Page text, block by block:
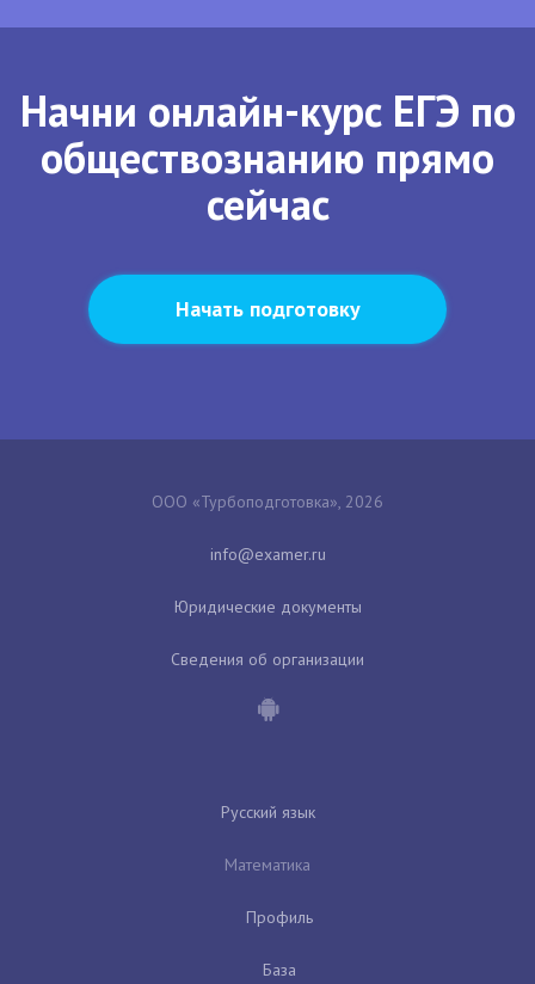
Начни онлайн-курс ЕГЭ по
обществознанию прямо
сейчас
Начать подготовку
ООО «Турбоподготовка», 2026
Юридические документы
Сведения об организации
Русский язык
Математика
Профиль
База